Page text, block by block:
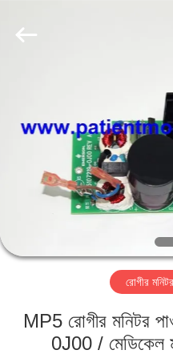
পণ্য
ভিডিও
আমাদের
সম্বন্ধে
কারখানা
পরিদর্শন
Equipment
Service
রোগীর
MP5 রোগীর মনিটর
0J00 / মেডিকেল